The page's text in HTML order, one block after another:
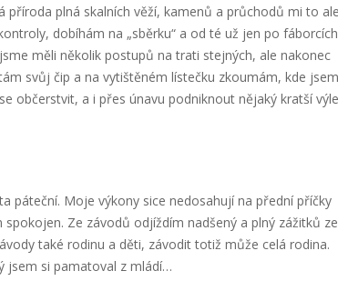
plná skalních věží, kamenů a průchodů mi to
dobíhám na „sběrku“ a od té už jen po
měli několik postupů na trati stejných, ale nakonec
svůj čip a na vytištěném lístečku zkoumám, kde
občerstvit, a i přes únavu podniknout nějaký kratší
páteční. Moje výkony sice nedosahují na přední příčky
Ze závodů odjíždím nadšený a plný zážitků ze
také rodinu a děti, závodit totiž může celá rodina.
jsem si pamatoval z mládí…